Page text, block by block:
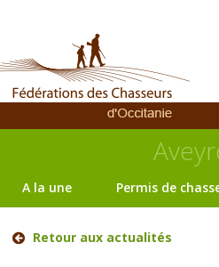
A la une Permis de
Retour aux actualités